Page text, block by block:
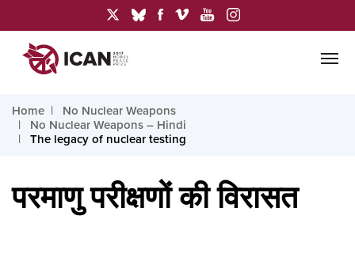
Home
No Nuclear Weapons
No Nuclear Weapons – Hindi
The legacy of nuclear testing
परमाणु परीक्षणों की विरासत